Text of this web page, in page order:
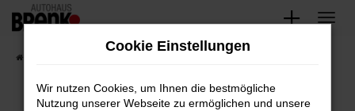
Zum
springen
Unsere Fahrzeuge
Cookie Einstellungen
Wir nutzen Cookies, um Ihnen die bestmögliche
Nutzung unserer Webseite zu ermöglichen und unsere